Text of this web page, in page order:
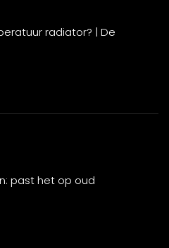
radiator? | De
past het op oud